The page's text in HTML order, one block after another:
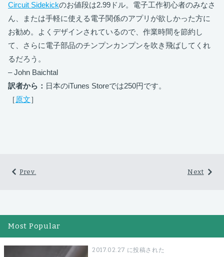
Circuit Sidekickのお値段は2.99ドル。電子工作初心者のみなさ
ん、または手軽に使える電子関係のアプリが欲しかった方に
お勧め。よくデザインされているので、作業時間を節約し
て、さらに電子部品のチンプンカンプンを吹き飛ばしてくれ
るだろう。
– John Baichtal
訳者から： 日本のiTunes Storeでは250円です。
［ 原文］
Next
Prev.
Most Popular
2017.02.27 に投稿された